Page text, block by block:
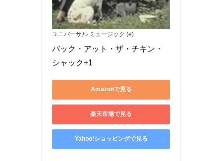
ユニバーサル ミュージック (e)
バック・アット・ザ・チキン・
シャック+1
Amazonで見る
楽天市場で見る
Yahoo!ショッピングで見る